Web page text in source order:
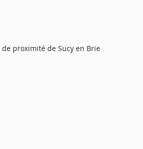
proximité de Sucy en Brie